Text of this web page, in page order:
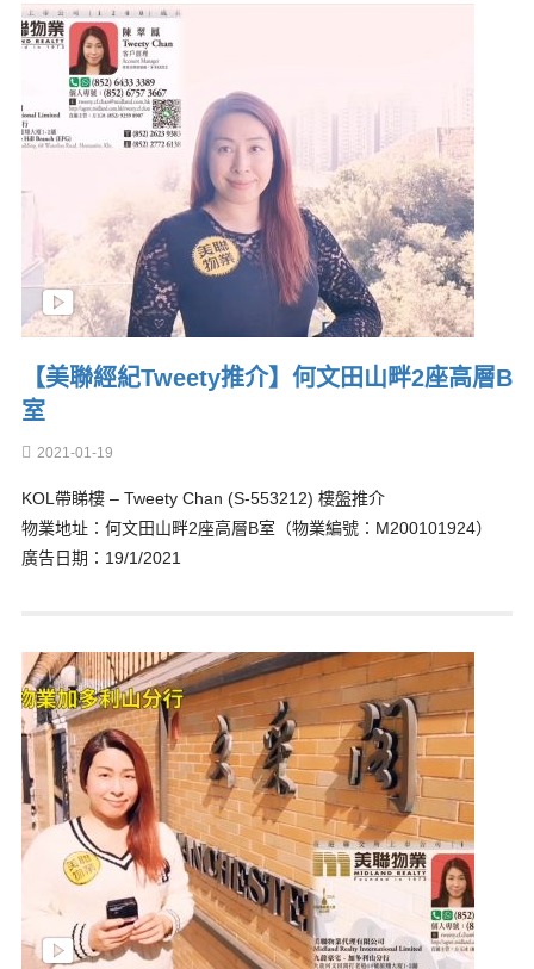
【美聯經紀Tweety推介】何文田山畔2座高層B
室
2021-01-19
KOL帶睇樓 – Tweety Chan (S-553212) 樓盤推介
物業地址：何文田山畔2座高層B室（物業編號：M200101924）
廣告日期：19/1/2021